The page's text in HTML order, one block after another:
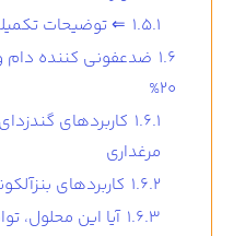
1.5.1 ⇐ توضیحات
1.6 ضدعفونی کننده دام و
20%
1.6.1
مرغداری
1.6.2 کاربردهای بنزآلکونیوم
1.6.3 آیا این محلول،